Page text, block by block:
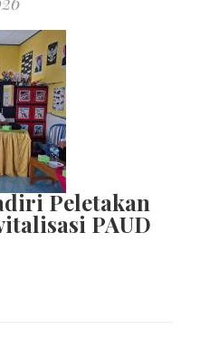
Peletakan
PAUD